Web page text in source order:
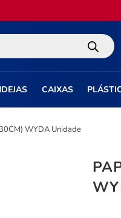
CAIXAS
WYDA Unidade